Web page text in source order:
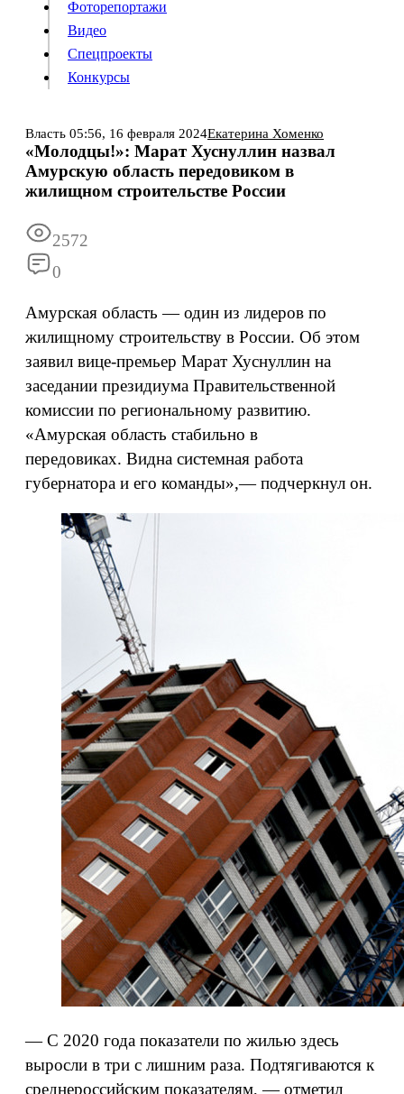
Конкурсы
Информация Реклама Все новости
Фоторепортажи
Видео
Спецпроекты
Конкурсы
Власть 05:56, 16 февраля 2024Екатерина Хоменко
«Молодцы!»: Марат Хуснуллин назвал
Амурскую область передовиком в
жилищном строительстве России
2572
0
Амурская область — один из лидеров по
жилищному строительству в России. Об этом
заявил вице-премьер Марат Хуснуллин на
заседании президиума Правительственной
комиссии по региональному развитию.
«Амурская область стабильно в
передовиках. Видна системная работа
губернатора и его команды»,— подчеркнул он.
— С 2020 года показатели по жилью здесь
выросли в три с лишним раза. Подтягиваются к
среднероссийским показателям, — отметил